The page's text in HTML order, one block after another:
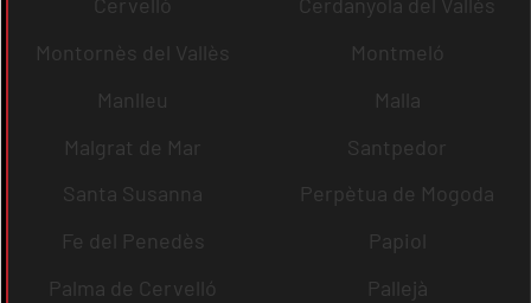
Montornès del Vallès
Montmeló
Manlleu
Malla
Malgrat de Mar
Santpedor
Santa Susanna
Perpètua de Mogoda
Fe del Penedès
Papiol
Palma de Cervelló
Pallejà